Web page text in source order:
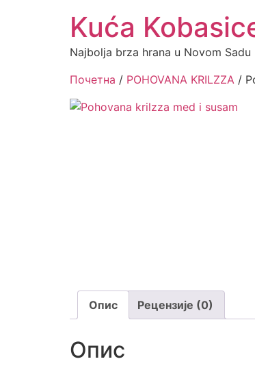
Kuća
Najbolja brza hrana u Novom Sadu
Почетна / POHOVANA KRILZZA /
Опис Рецензије (0)
Опис